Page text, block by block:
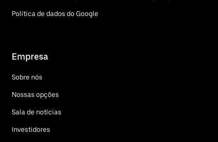
Política de dados do Google
Empresa
Sobre nós
Nossas opções
Sala de notícias
Investidores